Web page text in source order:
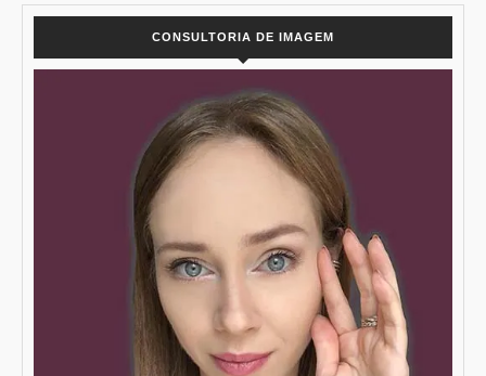
CONSULTORIA DE IMAGEM